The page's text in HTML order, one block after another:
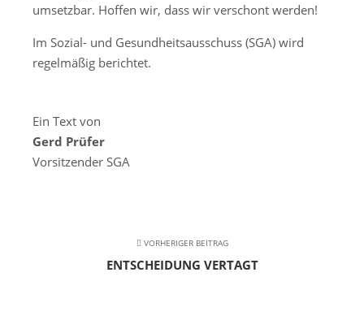
umsetzbar. Hoffen wir, dass wir verschont werden!
Im Sozial- und Gesundheitsausschuss (SGA) wird
regelmäßig berichtet.
Ein Text von
Gerd Prüfer
Vorsitzender SGA
VORHERIGER BEITRAG
ENTSCHEIDUNG VERTAGT